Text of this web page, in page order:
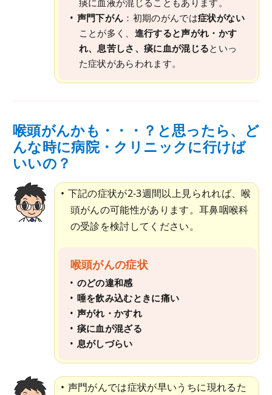
声門下がん ：初期のがんでは症状がない
ことが多く、 進行すると声がれ・かす
れ、息苦しさ、痰に血が混じるといっ
た症状があらわれます。
喉頭がんかも・・・？と思ったら、ど
んな時に病院・クリニックに行けば
いいの？
下記の症状が2-3週間以上見られれば、喉
頭がんの可能性があります。耳鼻咽喉科
の受診を検討してください。
喉頭がんの症状
のどの違和感
唾を飲み込むときに痛い
声がれ・かすれ
痰に血が混ざる
息がしづらい
声門がんでは症状が早いうちに現れるた